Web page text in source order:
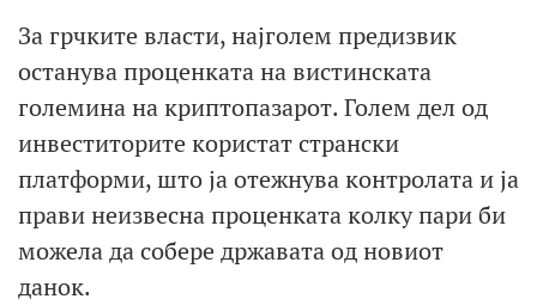
За грчките власти, најголем предизвик
останува проценката на вистинската
големина на криптопазарот. Голем дел од
инвеститорите користат странски
платформи, што ја отежнува контролата и ја
прави неизвесна проценката колку пари би
можела да собере државата од новиот
данок.